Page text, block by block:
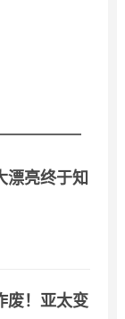
漂亮终于知
废！亚太变